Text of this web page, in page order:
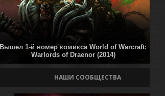
Вышел 1-й номер комикса World of Warcraft:
Warlords of Draenor (2014)
НАШИ СООБЩЕСТВА